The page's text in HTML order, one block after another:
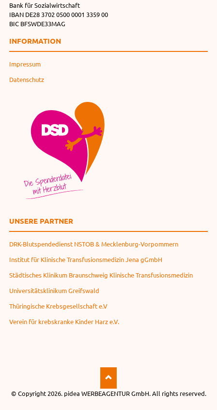
Bank für Sozialwirtschaft
IBAN DE28 3702 0500 0001 3359 00
BIC BFSWDE33MAG
INFORMATION
Impressum
Datenschutz
UNSERE PARTNER
DRK-Blutspendedienst NSTOB & Mecklenburg-Vorpommern
Institut für Klinische Transfusionsmedizin Jena gGmbH
Städtisches Klinikum Braunschweig Klinische Transfusionsmedizin
Universitätsklinikum Greifswald
Thüringische Krebsgesellschaft e.V
Verein für krebskranke Kinder Harz e.V.
© Copyright 2026. pidea WERBEAGENTUR GmbH. All rights reserved.